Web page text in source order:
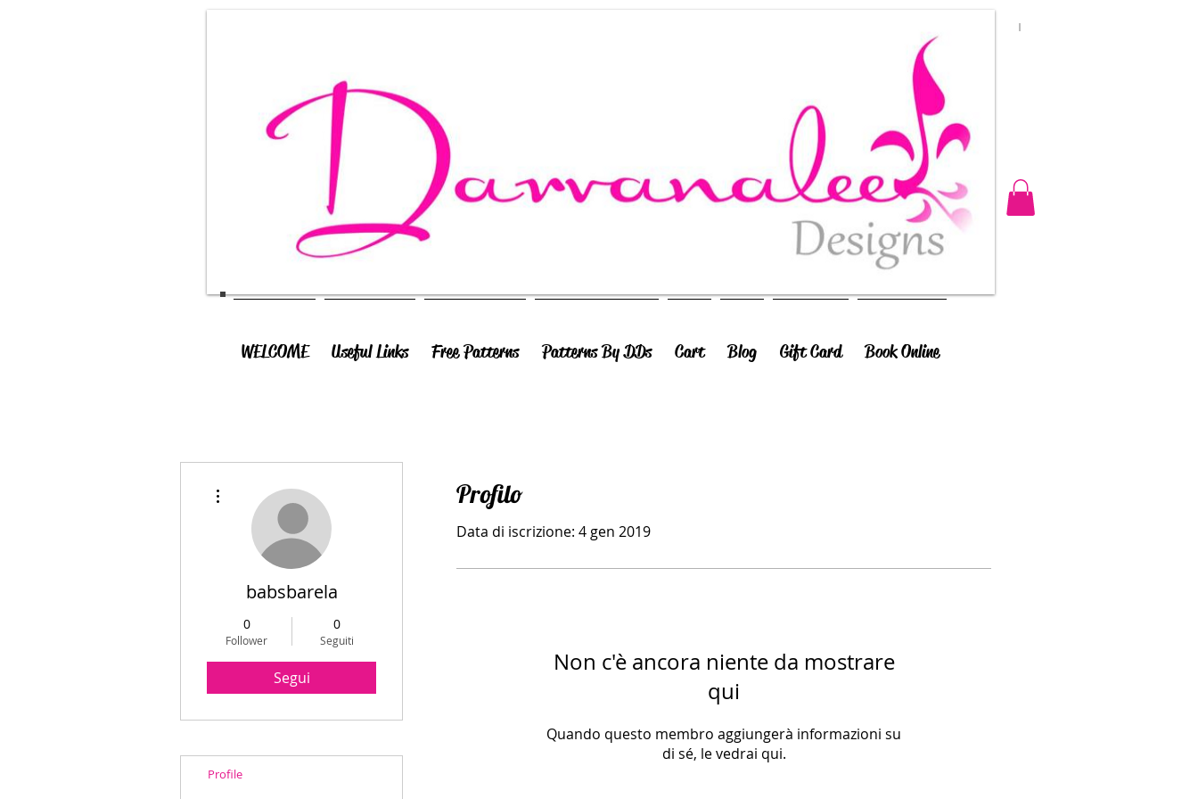
WELCOME Useful Links Free Patterns Patterns By DDs Cart Blog Gift Card Book Online
Profilo
Data di iscrizione: 4 gen 2019
Non c'è ancora niente da mostrare
qui
Quando questo membro aggiungerà informazioni su
di sé, le vedrai qui.
babsbarela
0
Follower
0
Seguiti
Segui
Profile